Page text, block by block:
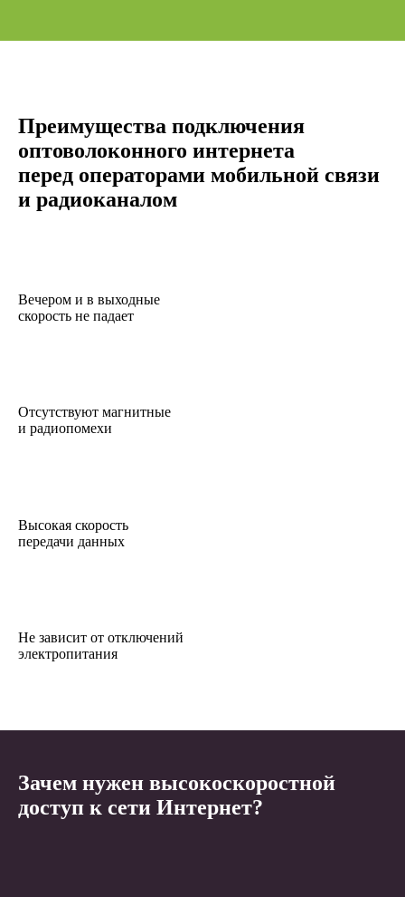
Преимущества подключения
оптоволоконного интернета
перед операторами мобильной связи
и радиоканалом
Вечером и в выходные
скорость не падает
Отсутствуют магнитные
и радиопомехи
Высокая скорость
передачи данных
Не зависит от отключений
электропитания
Зачем нужен высокоскоростной
доступ к сети Интернет?